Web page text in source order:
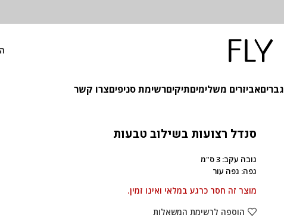
גבריםאביזרים משלימיםתיקיםרשימת סניפיםצרו קשר
סנדל רצועות בשילוב טבעות
גובה עקב: 3 ס"מ
גפה: גפה עור
מוצר זה חסר כרגע במלאי ואינו זמין.
הוספה לרשימת המשאלות